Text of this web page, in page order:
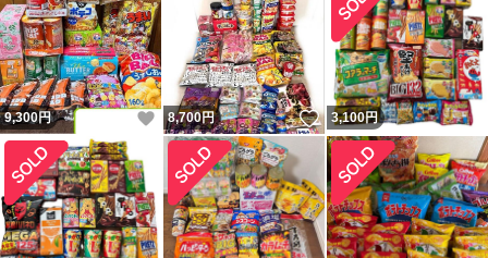
9,300円 いいね！
8,700円 いいね！
3,100円